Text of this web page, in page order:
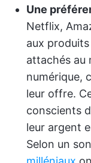
Une
Netflix,
aux
attachés au
numérique,
leur offre.
conscients
leur argent
Selon un